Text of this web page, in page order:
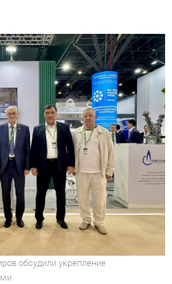
обсудили укрепление